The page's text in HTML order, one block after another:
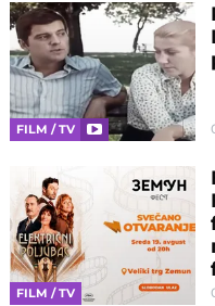
FILM / TV
FILM / TV